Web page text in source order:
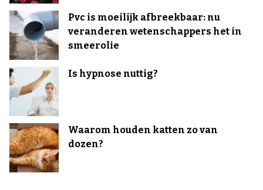
Pvc is moeilijk afbreekbaar: nu
veranderen wetenschappers het in
smeerolie
Is hypnose nuttig?
Waarom houden katten zo van
dozen?